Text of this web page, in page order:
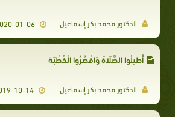
الدكتور محمد بكر إسماعيل 2020-01-06
أَطِيلُوا الصَّلَاةَ وَاقْصُرُوا الْخُطْبَةَ
الدكتور محمد بكر إسماعيل